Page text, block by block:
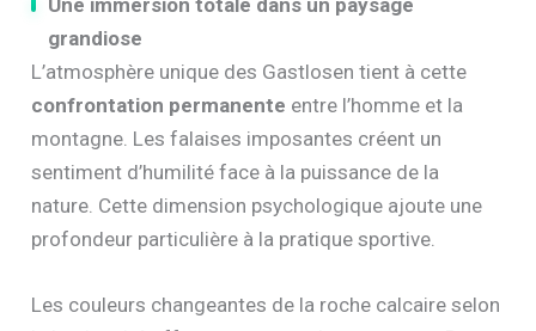
Une immersion totale dans un paysage
grandiose
L’atmosphère unique des Gastlosen tient à cette
confrontation permanente entre l’homme et la
montagne. Les falaises imposantes créent un
sentiment d’humilité face à la puissance de la
nature. Cette dimension psychologique ajoute une
profondeur particulière à la pratique sportive.
Les couleurs changeantes de la roche calcaire selon